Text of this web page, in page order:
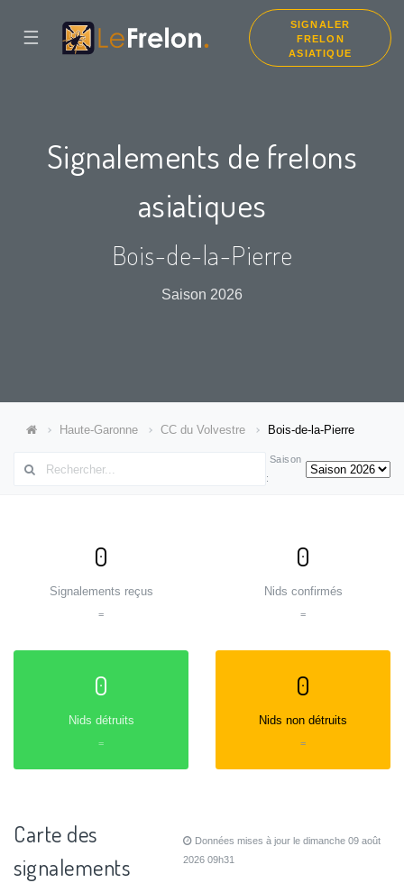
☰
SIGNALER
FRELON
ASIATIQUE
Signalements de frelons
asiatiques
Bois-de-la-Pierre
Saison 2026
Haute-Garonne CC du Volvestre Bois-de-la-Pierre
Saison
:
0
Signalements reçus
=
0
Nids confirmés
=
0
Nids détruits
=
0
Nids non détruits
=
Carte des
signalements
Données mises à jour le dimanche 09 août
2026 09h31